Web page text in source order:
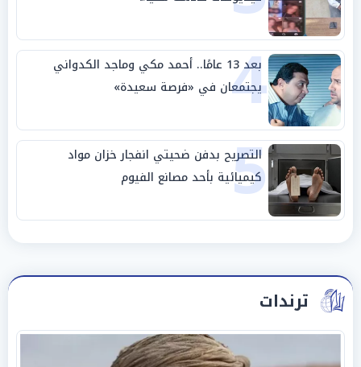
4 بعد 13 عامًا.. أحمد مكي وماجد الكدواني
يجتمعان في «فرصة سعيدة»
5
التصريح بدفن ضحيتي انفجار خزان مواد
كيميائية بأحد مصانع الفيوم
ترندات